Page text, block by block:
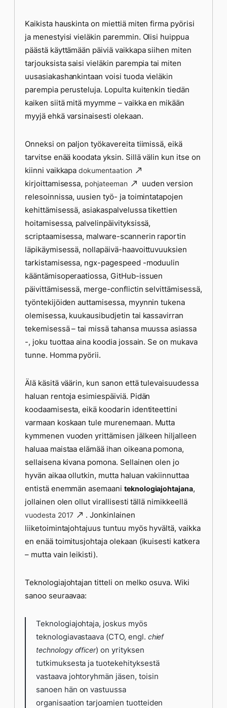
Kaikista hauskinta on miettiä miten firma pyörisi
ja menestyisi vieläkin paremmin. Olisi huippua
päästä käyttämään päiviä vaikkapa siihen miten
tarjouksista saisi vieläkin parempia tai miten
uusasiakashankintaan voisi tuoda vieläkin
parempia perusteluja. Lopulta kuitenkin tiedän
kaiken siitä mitä myymme – vaikka en mikään
myyjä ehkä varsinaisesti olekaan.
Onneksi on paljon työkavereita tiimissä, eikä
tarvitse enää koodata yksin. Sillä välin kun itse on
kiinni vaikkapadokumentaation
kirjoittamisessa, pohjateeman
uuden version
relesoinnissa, uusien työ- ja toimintatapojen
kehittämisessä, asiakaspalvelussa tikettien
hoitamisessa, palvelinpäivityksissä,
scriptaamisessa, malware-scannerin raportin
läpikäymisessä, nollapäivä-haavoittuvuuksien
tarkistamisessa, ngx-pagespeed -moduulin
kääntämisoperaatiossa, GitHub-issuen
päivittämisessä, merge-conflictin selvittämisessä,
työntekijöiden auttamisessa, myynnin tukena
olemisessa, kuukausibudjetin tai kassavirran
tekemisessä – tai missä tahansa muussa asiassa
-, joku tuottaa aina koodia jossain. Se on mukava
tunne. Homma pyörii.
Älä käsitä väärin, kun sanon että tulevaisuudessa
haluan rentoja esimiespäiviä. Pidän
koodaamisesta, eikä koodarin identiteettini
varmaan koskaan tule murenemaan. Mutta
kymmenen vuoden yrittämisen jälkeen hiljalleen
haluaa maistaa elämää ihan oikeana pomona,
sellaisena kivana pomona. Sellainen olen jo
hyvän aikaa ollutkin, mutta haluan vakiinnuttaa
entistä enemmän asemaani teknologiajohtajana,
jollainen olen ollut virallisesti tällä nimikkeellä
vuodesta 2017
. Jonkinlainen
liiketoimintajohtajuus tuntuu myös hyvältä, vaikka
en enää toimitusjohtaja olekaan (ikuisesti katkera
– mutta vain leikisti).
Teknologiajohtajan titteli on melko osuva. Wiki
sanoo seuraavaa:
Teknologiajohtaja, joskus myös
teknologiavastaava (CTO, engl. chief
technology officer) on yrityksen
tutkimuksesta ja tuotekehityksestä
vastaava johtoryhmän jäsen, toisin
sanoen hän on vastuussa
organisaation tarjoamien tuotteiden